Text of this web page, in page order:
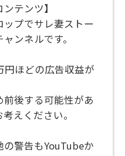
テンツ】
プでサレ妻ストー
ンネルです。
円ほどの広告収益が
後する可能性があ
えください。
警告もYouTubeか